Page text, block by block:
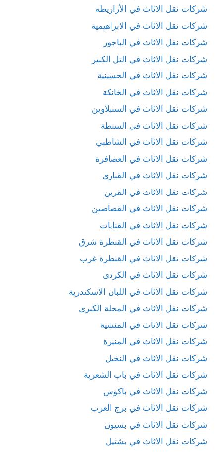
شركات نقل الاثاث في الأزاريطة
شركات نقل الاثاث في الابراهيمية
شركات نقل الاثاث في الباجور
شركات نقل الاثاث في التل الكبير
شركات نقل الاثاث في الحسينية
شركات نقل الاثاث في الخانكة
شركات نقل الاثاث في السنبلاوين
شركات نقل الاثاث في السنطة
شركات نقل الاثاث في الشاطبي
شركات نقل الاثاث في العصافرة
شركات نقل الاثاث في القبارى
شركات نقل الاثاث في القرين
شركات نقل الاثاث في القصاصين
شركات نقل الاثاث في القنايات
شركات نقل الاثاث في القنطرة شرق
شركات نقل الاثاث في القنطرة غرب
شركات نقل الاثاث في الكردى
شركات نقل الاثاث في اللبان الاسكندرية
شركات نقل الاثاث في المحلة الكبرى
شركات نقل الاثاث في المنشية
شركات نقل الاثاث في المنيرة
شركات نقل الاثاث في النخيل
شركات نقل الاثاث في باب الشعرية
شركات نقل الاثاث في باكوس
شركات نقل الاثاث في برج العرب
شركات نقل الاثاث في بسيون
شركات نقل الاثاث في بشتيل